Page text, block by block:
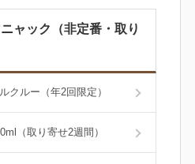
ャック（非定番・取り
クルー（年2回限定）
（取り寄せ2週間）